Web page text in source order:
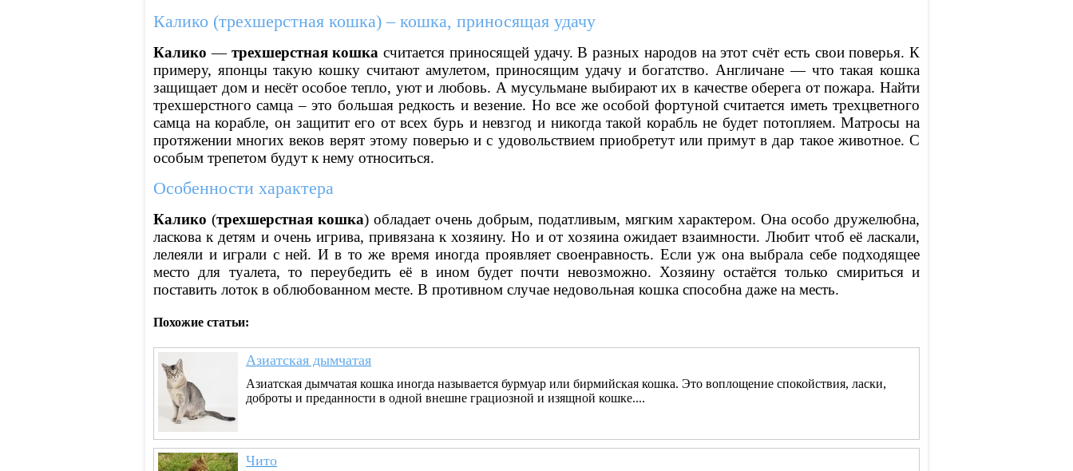
Калико (трехшерстная кошка) – кошка, приносящая удачу
Калико— трехшерстная кошка считается приносящей удачу. В разных народов на этот счёт есть свои поверья. К
примеру, японцы такую кошку считают амулетом, приносящим удачу и богатство. Англичане — что такая кошка
защищает дом и несёт особое тепло, уют и любовь. А мусульмане выбирают их в качестве оберега от пожара. Найти
трехшерстного самца – это большая редкость и везение. Но все же особой фортуной считается иметь трехцветного
самца на корабле, он защитит его от всех бурь и невзгод и никогда такой корабль не будет потопляем. Матросы на
протяжении многих веков верят этому поверью и с удовольствием приобретут или примут в дар такое животное. С
особым трепетом будут к нему относиться.
Особенности характера
Калико (трехшерстная кошка) обладает очень добрым, податливым, мягким характером. Она особо дружелюбна,
ласкова к детям и очень игрива, привязана к хозяину. Но и от хозяина ожидает взаимности. Любит чтоб её ласкали,
лелеяли и играли с ней. И в то же время иногда проявляет своенравность. Если уж она выбрала себе подходящее
место для туалета, то переубедить её в ином будет почти невозможно. Хозяину остаётся только смириться и
поставить лоток в облюбованном месте. В противном случае недовольная кошка способна даже на месть.
Похожие статьи:
Азиатская дымчатая
Азиатская дымчатая кошка иногда называется бурмуар или бирмийская кошка. Это воплощение спокойствия, ласки,
доброты и преданности в одной внешне грациозной и изящной кошке....
Чито